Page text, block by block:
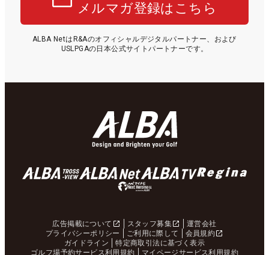
メルマガ登録はこちら
ALBA NetはR&Aのオフィシャルデジタルパートナー、および
USLPGAの日本公式サイトパートナーです。
広告掲載について スタッフ募集
運営会社
プライバシーポリシー
ご利用に際して
会員規約
ガイドライン
特定商取引法に基づく表示
ゴルフ場予約サービス利用規約
マイページサービス利用規約